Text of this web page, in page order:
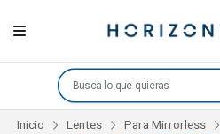
Inicio Lentes Para Mirrorless